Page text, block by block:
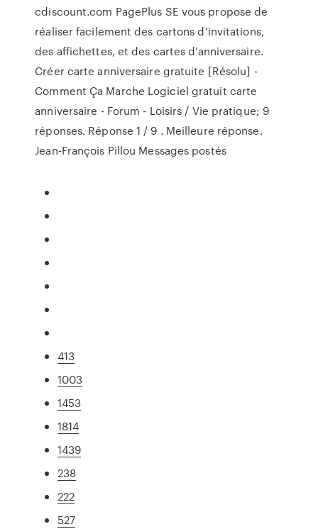
cdiscount.com PagePlus SE vous propose de
réaliser facilement des cartons d’invitations,
des affichettes, et des cartes d’anniversaire.
Créer carte anniversaire gratuite [Résolu] -
Comment Ça Marche Logiciel gratuit carte
anniversaire - Forum - Loisirs / Vie pratique; 9
réponses. Réponse 1 / 9 . Meilleure réponse.
Jean-François Pillou Messages postés
413
1003
1453
1814
1439
238
222
527